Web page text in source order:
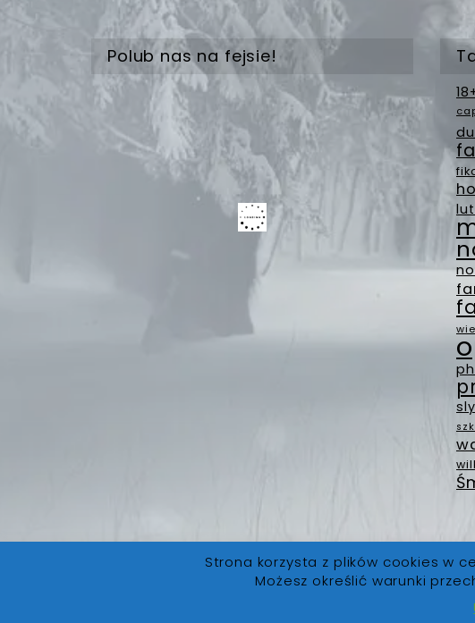
Polub nas na fejsie!
© 2019. Wszystkie prawa
Strona korzysta z plików cookies w
Możesz określić warunki